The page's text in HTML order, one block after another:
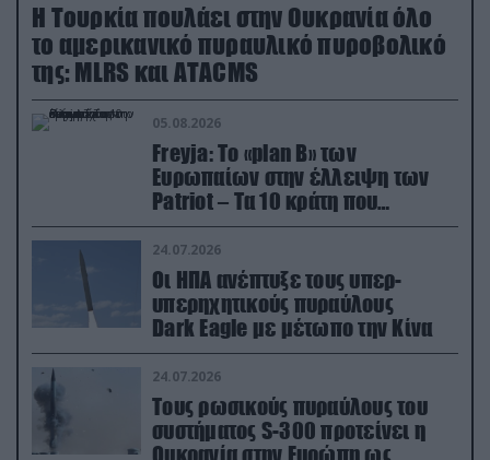
Η Τουρκία πουλάει στην Ουκρανία όλο
το αμερικανικό πυραυλικό πυροβολικό
της: MLRS και ΑΤΑCMS
05.08.2026
Freyja: Το «plan Β» των
Ευρωπαίων στην έλλειψη των
Patriot – Τα 10 κράτη που
συμμετέχουν στο δίκτυο
συνεργασίας
24.07.2026
Οι ΗΠΑ ανέπτυξε τους υπερ-
υπερηχητικούς πυραύλους
Dark Eagle με μέτωπο την Κίνα
24.07.2026
Τους ρωσικούς πυραύλους του
συστήματος S-300 προτείνει η
Ουκρανία στην Ευρώπη ως